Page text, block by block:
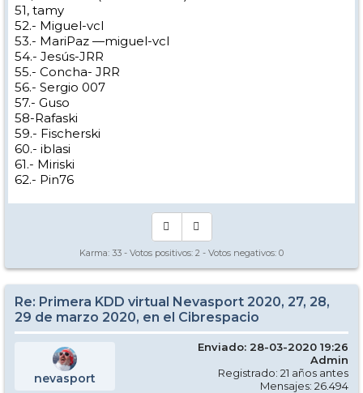
51, tamy
52.- Miguel-vcl
53.- MariPaz —miguel-vcl
54.- Jesús-JRR
55.- Concha- JRR
56.- Sergio 007
57.- Guso
58-Rafaski
59.- Fischerski
60.- iblasi
61.- Miriski
62.- Pin76
Karma: 33 - Votos positivos: 2 - Votos negativos: 0
Re: Primera KDD virtual Nevasport 2020, 27, 28,
29 de marzo 2020, en el Cibrespacio
nevasport
Enviado: 28-03-2020 19:26
Admin
Registrado: 21 años antes
Mensajes: 26.494